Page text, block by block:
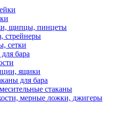
щипцы, пинцеты
стрейнеры
сетки
бара
ящики
для бара
стаканы
мерные ложки, джигеры